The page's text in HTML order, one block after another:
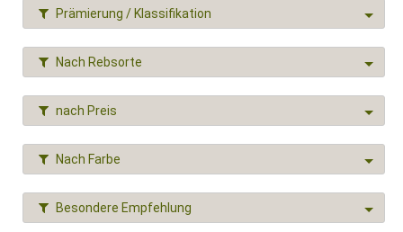
Prämierung / Klassifikation
Nach Rebsorte
nach Preis
Nach Farbe
Besondere Empfehlung